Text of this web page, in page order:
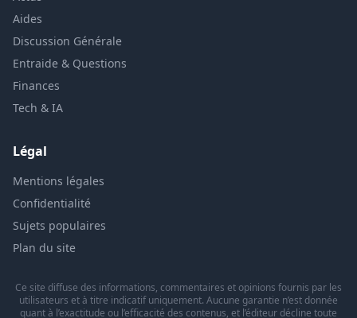
Aides
Discussion Générale
Entraide & Questions
Finances
Tech & IA
Légal
Mentions légales
Confidentialité
Sujets populaires
Plan du site
Ce site diffuse des informations, commentaires et opinions fournis par les
utilisateurs et à titre indicatif uniquement. Aucune garantie n’est donnée
quant à l’exactitude ou l’efficacité des contenus, et l’éditeur décline toute